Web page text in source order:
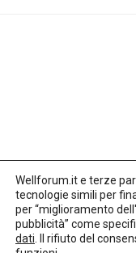
Wellforum.it e terze
tecnologie simili per
per “miglioramento
pubblicità” come
dati . Il rifiuto del